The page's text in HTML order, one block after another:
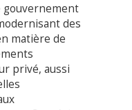
gouvernement
des
matière de
privé, aussi